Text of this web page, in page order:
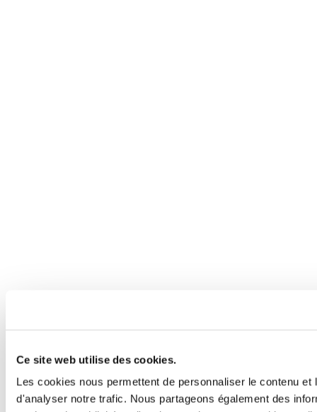
Ce site web utilise des cookies.
Les cookies nous permettent de personnaliser le contenu
d'analyser notre trafic. Nous partageons également des